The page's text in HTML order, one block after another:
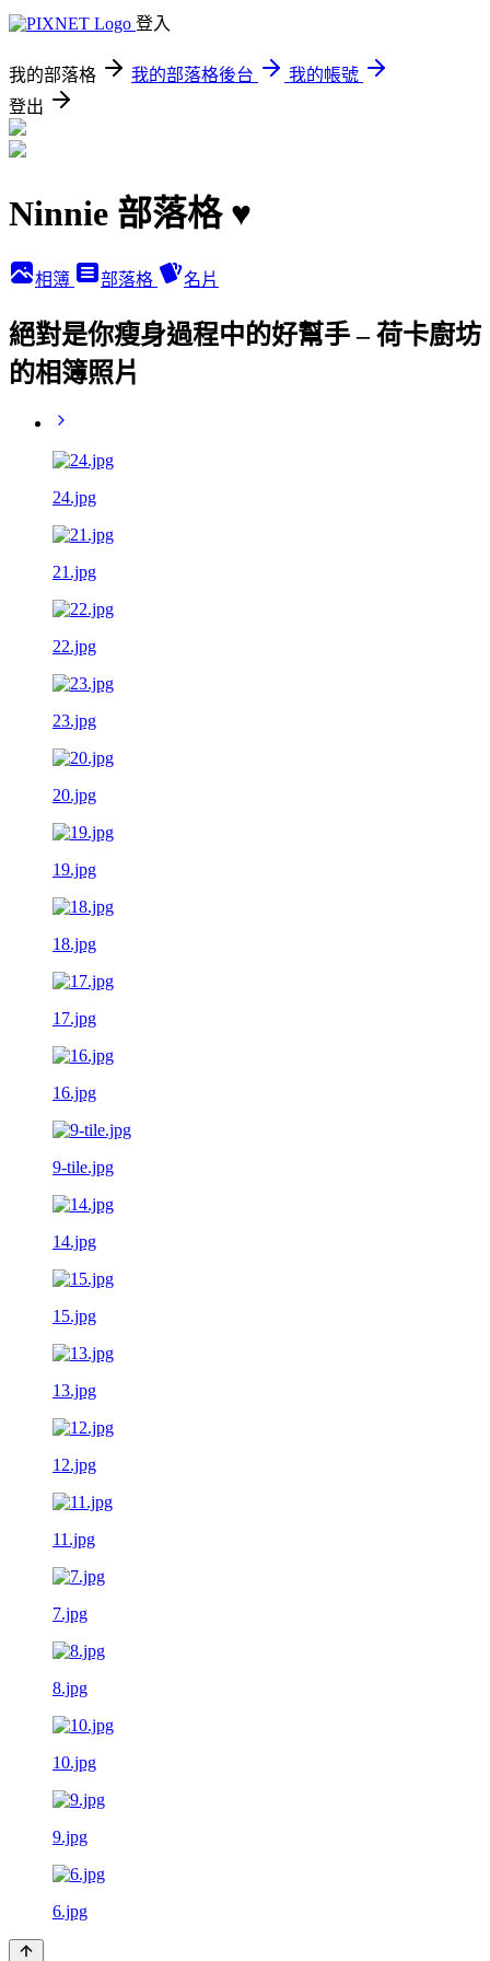
登入
我的部落格 我的部落格後台
我的帳號
登出
Ninnie 部落格 ♥
相簿 部落格 名片
絕對是你瘦身過程中的好幫手 – 荷卡廚坊
的相簿照片
24.jpg
21.jpg
22.jpg
23.jpg
20.jpg
19.jpg
18.jpg
17.jpg
16.jpg
9-tile.jpg
14.jpg
15.jpg
13.jpg
12.jpg
11.jpg
7.jpg
8.jpg
10.jpg
9.jpg
6.jpg